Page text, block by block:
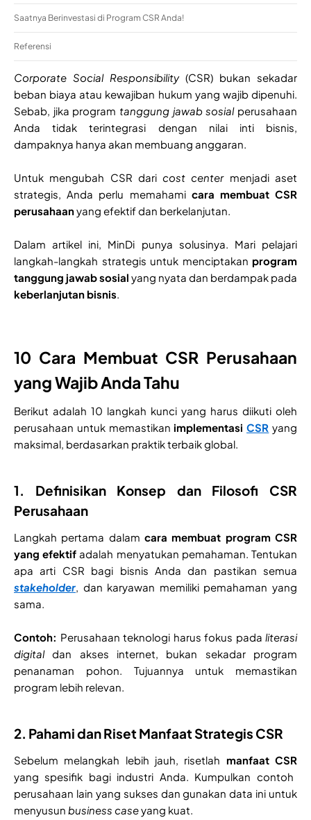
Saatnya Berinvestasi di Program CSR Anda!
Referensi
Corporate Social Responsibility(CSR) bukan sekadar
beban biaya atau kewajiban hukum yang wajib dipenuhi.
Sebab, jika program tanggung jawab sosialperusahaan
Anda tidak terintegrasi dengan nilai inti bisnis,
dampaknya hanya akan membuang anggaran.
Untuk mengubah CSR daricost centermenjadi aset
strategis, Anda perlu memahami cara membuat CSR
perusahaanyang efektif dan berkelanjutan.
Dalam artikel ini, MinDi punya solusinya. Mari pelajari
langkah-langkah strategis untuk menciptakan program
tanggung jawab sosial yang nyata dan berdampak pada
keberlanjutan bisnis.
10 Cara Membuat CSR Perusahaan
yang Wajib Anda Tahu
Berikut adalah 10 langkah kunci yang harus diikuti oleh
perusahaan untuk memastikanimplementasiCSR yang
maksimal, berdasarkan praktik terbaik global.
1. Definisikan Konsep dan Filosofi CSR
Perusahaan
Langkah pertama dalam cara membuat program CSR
yang efektif adalah menyatukan pemahaman. Tentukan
apa arti CSR bagi bisnis Anda dan pastikan semua
stakeholder, dan karyawan memiliki pemahaman yang
sama.
Contoh: Perusahaan teknologi harus fokus pada literasi
digitaldan akses internet, bukan sekadar program
penanaman pohon. Tujuannya untuk memastikan
program lebih relevan.
2. Pahami dan Riset Manfaat Strategis CSR
Sebelum melangkah lebih jauh, risetlah manfaat CSR
yang spesifik bagi industri Anda. Kumpulkan contoh
perusahaan lain yang sukses dan gunakan data ini untuk
menyusun business caseyang kuat.